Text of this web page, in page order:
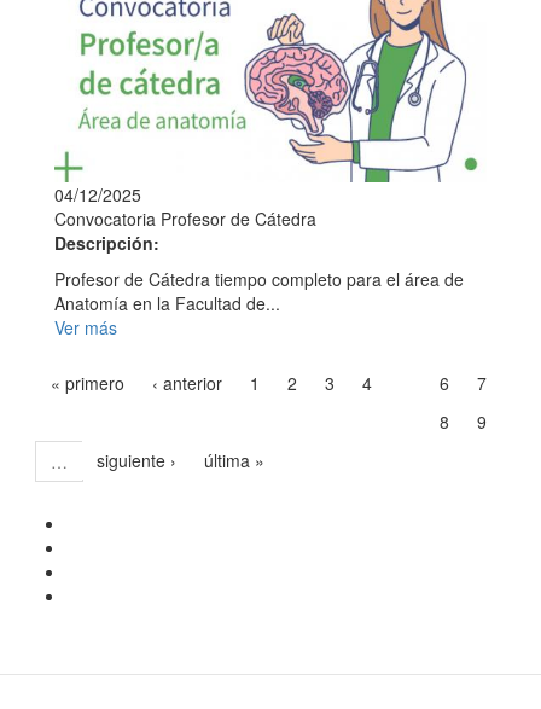
04/12/2025
Convocatoria Profesor de Cátedra
Descripción:
Profesor de Cátedra tiempo completo para el área de
Anatomía en la Facultad de...
Ver más
« primero ‹ anterior 1 2 3 4 6
7
8
9
…
siguiente › última »